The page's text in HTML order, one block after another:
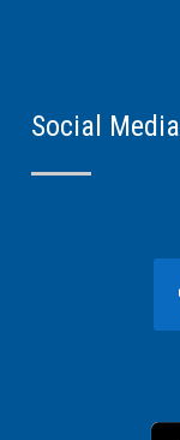
Social Media